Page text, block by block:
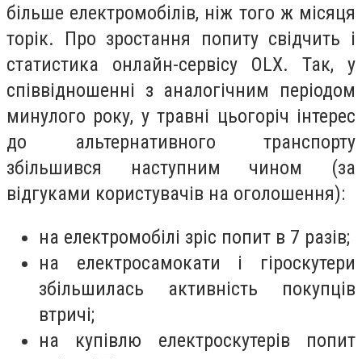
більше електромобілів, ніж того ж місяця
торік. Про зростання попиту свідчить і
статистика онлайн-сервісу OLX. Так, у
співвідношенні з аналогічним періодом
минулого року, у травні цьогоріч інтерес
до альтернативного транспорту
збільшився наступним чином (за
відгуками користувачів на оголошення):
на електромобілі зріс попит в 7 разів;
на електросамокати і гіроскутери
збільшилась активність покупців
втричі;
на купівлю електроскутерів попит